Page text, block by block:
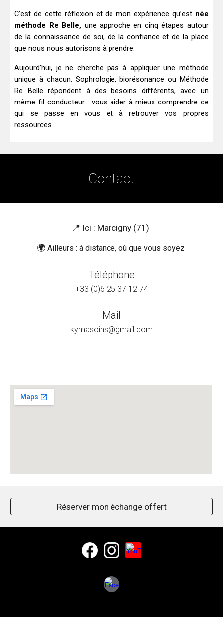
C’est de cette réflexion et de mon expérience qu’est née
méthode Re Belle, une approche en cinq étapes autour
de la connaissance de soi, de la confiance et de la place
que nous nous autorisons à prendre.
Aujourd’hui, je ne cherche pas à appliquer une méthode
unique à chacun. Sophrologie, biorésonance ou Méthode
Re Belle répondent à des besoins différents, avec un
même fil conducteur : vous aider à mieux comprendre ce
qui se passe en vous et à retrouver vos propres
ressources.
Contact
📍 Ici : Marcigny (71)
🌍 Ailleurs : à distance, où que vous soyez
Téléphone
+33 (0)6 25 37 12 74
Mail
kymasoins@gmail.com
Réserver mon échange offert